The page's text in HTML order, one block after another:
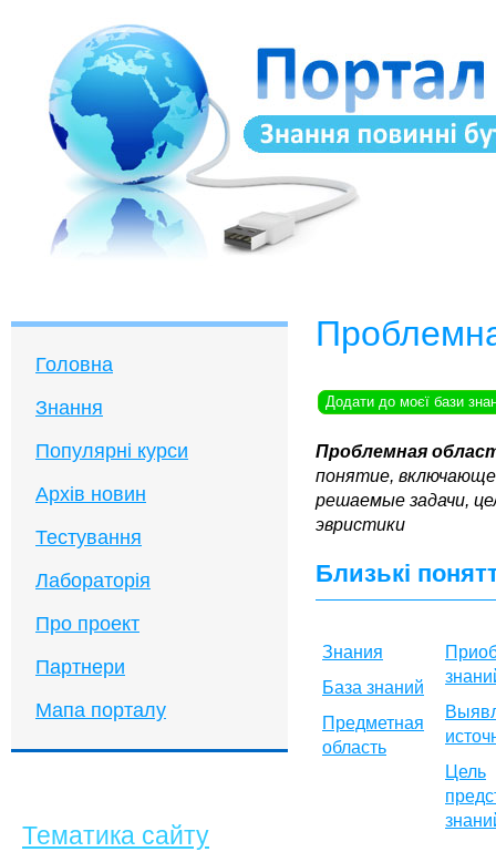
Головна
Знання
Популярні курси
Архів новин
Тестування
Лабораторія
Про проект
Партнери
Мапа порталу
Тематика сайту
Додати до моєї бази
Проблемная
понятие,
решаемые задачи,
эвристики
Близькі
Знания
База знаний
Предметная
область
Цель